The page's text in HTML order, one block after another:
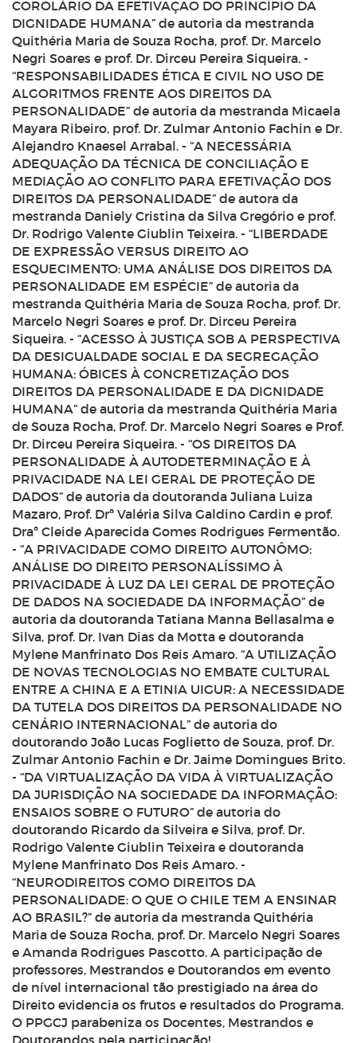
COROLÁRIO DA EFETIVAÇÃO DO PRINCÍPIO DA
DIGNIDADE HUMANA” de autoria da mestranda
Quithéria Maria de Souza Rocha, prof. Dr. Marcelo
Negri Soares e prof. Dr. Dirceu Pereira Siqueira. -
“RESPONSABILIDADES ÉTICA E CIVIL NO USO DE
ALGORITMOS FRENTE AOS DIREITOS DA
PERSONALIDADE” de autoria da mestranda Micaela
Mayara Ribeiro, prof. Dr. Zulmar Antonio Fachin e Dr.
Alejandro Knaesel Arrabal. - “A NECESSÁRIA
ADEQUAÇÃO DA TÉCNICA DE CONCILIAÇÃO E
MEDIAÇÃO AO CONFLITO PARA EFETIVAÇÃO DOS
DIREITOS DA PERSONALIDADE” de autora da
mestranda Daniely Cristina da Silva Gregório e prof.
Dr. Rodrigo Valente Giublin Teixeira. - “LIBERDADE
DE EXPRESSÃO VERSUS DIREITO AO
ESQUECIMENTO: UMA ANÁLISE DOS DIREITOS DA
PERSONALIDADE EM ESPÉCIE” de autoria da
mestranda Quithéria Maria de Souza Rocha, prof. Dr.
Marcelo Negri Soares e prof. Dr. Dirceu Pereira
Siqueira. - “ACESSO À JUSTIÇA SOB A PERSPECTIVA
DA DESIGUALDADE SOCIAL E DA SEGREGAÇÃO
HUMANA: ÓBICES À CONCRETIZAÇÃO DOS
DIREITOS DA PERSONALIDADE E DA DIGNIDADE
HUMANA” de autoria da mestranda Quithéria Maria
de Souza Rocha, Prof. Dr. Marcelo Negri Soares e Prof.
Dr. Dirceu Pereira Siqueira. - “OS DIREITOS DA
PERSONALIDADE À AUTODETERMINAÇÃO E À
PRIVACIDADE NA LEI GERAL DE PROTEÇÃO DE
DADOS” de autoria da doutoranda Juliana Luiza
Mazaro, Prof. Drª Valéria Silva Galdino Cardin e prof.
Draª Cleide Aparecida Gomes Rodrigues Fermentão.
- “A PRIVACIDADE COMO DIREITO AUTONÔMO:
ANÁLISE DO DIREITO PERSONALÍSSIMO À
PRIVACIDADE À LUZ DA LEI GERAL DE PROTEÇÃO
DE DADOS NA SOCIEDADE DA INFORMAÇÃO” de
autoria da doutoranda Tatiana Manna Bellasalma e
Silva, prof. Dr. Ivan Dias da Motta e doutoranda
Mylene Manfrinato Dos Reis Amaro. “A UTILIZAÇÃO
DE NOVAS TECNOLOGIAS NO EMBATE CULTURAL
ENTRE A CHINA E A ETINIA UIGUR: A NECESSIDADE
DA TUTELA DOS DIREITOS DA PERSONALIDADE NO
CENÁRIO INTERNACIONAL” de autoria do
doutorando João Lucas Foglietto de Souza, prof. Dr.
Zulmar Antonio Fachin e Dr. Jaime Domingues Brito.
- “DA VIRTUALIZAÇÃO DA VIDA À VIRTUALIZAÇÃO
DA JURISDIÇÃO NA SOCIEDADE DA INFORMAÇÃO:
ENSAIOS SOBRE O FUTURO” de autoria do
doutorando Ricardo da Silveira e Silva, prof. Dr.
Rodrigo Valente Giublin Teixeira e doutoranda
Mylene Manfrinato Dos Reis Amaro. -
“NEURODIREITOS COMO DIREITOS DA
PERSONALIDADE: O QUE O CHILE TEM A ENSINAR
AO BRASIL?” de autoria da mestranda Quithéria
Maria de Souza Rocha, prof. Dr. Marcelo Negri Soares
e Amanda Rodrigues Pascotto. A participação de
professores, Mestrandos e Doutorandos em evento
de nível internacional tão prestigiado na área do
Direito evidencia os frutos e resultados do Programa.
O PPGCJ parabeniza os Docentes, Mestrandos e
Doutorandos pela participação!